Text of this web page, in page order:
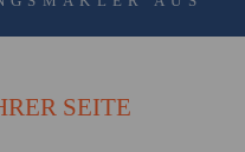
SEITE